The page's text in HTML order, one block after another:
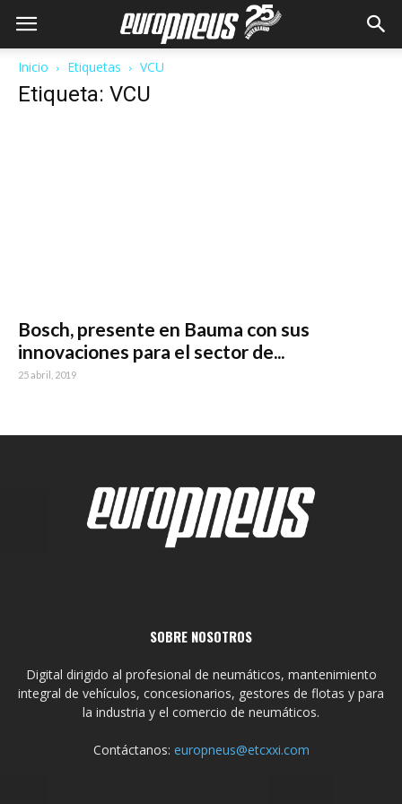
Inicio Etiquetas VCU
Etiqueta: VCU
Bosch, presente en Bauma con sus
innovaciones para el sector de...
25 abril, 2019
SOBRE NOSOTROS
Digital dirigido al profesional de neumáticos, mantenimiento
integral de vehículos, concesionarios, gestores de flotas y para
la industria y el comercio de neumáticos.
Contáctanos: europneus@etcxxi.com